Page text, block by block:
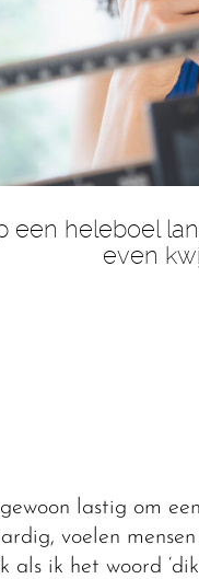
een heleboel
even
lastig om
voelen
als ik het woord